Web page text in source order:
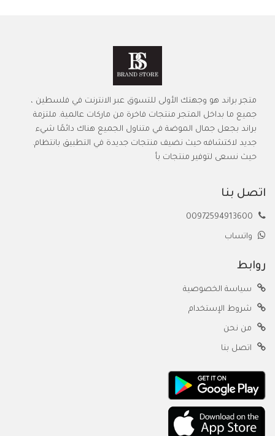
متجر براند هو وجهتك الأولى للتسوق عبر الانترنت في فلسطين ،
جميع ما بداخل المتجر منتجات فاخرة من ماركات عالمية. ملتزمة
براند بجعل جمال الموضة في متناول الجميع هناك دائمًا شيء
جديد لاكتشافه حيث نضيف منتجات جديدة في التطبيق بانتظام.
حيث نسعى لتوفير منتجات بأ
اتصل بنا
واتساب
روابط
سياسة الخصوصية
شروط الإستخدام
من نحن
اتصل بنا